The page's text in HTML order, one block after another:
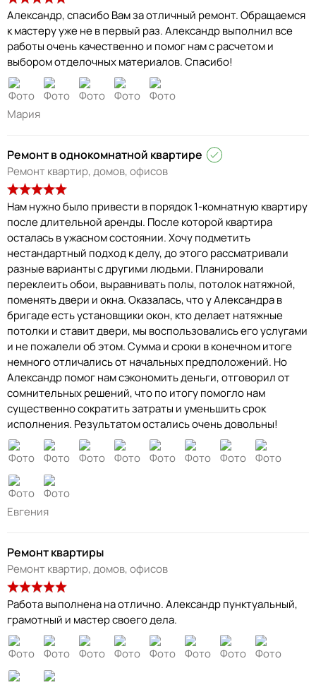
Александр, спасибо Вам за отличный ремонт. Обращаемся
к мастеру уже не в первый раз. Александр выполнил все
работы очень качественно и помог нам с расчетом и
выбором отделочных материалов. Спасибо!
Мария
Ремонт в однокомнатной квартире
Ремонт квартир, домов, офисов
Нам нужно было привести в порядок 1-комнатную квартиру
после длительной аренды. После которой квартира
осталась в ужасном состоянии. Хочу подметить
нестандартный подход к делу, до этого рассматривали
разные варианты с другими людьми. Планировали
переклеить обои, выравнивать полы, потолок натяжной,
поменять двери и окна. Оказалась, что у Александра в
бригаде есть установщики окон, кто делает натяжные
потолки и ставит двери, мы воспользовались его услугами
и не пожалели об этом. Сумма и сроки в конечном итоге
немного отличались от начальных предположений. Но
Александр помог нам сэкономить деньги, отговорил от
сомнительных решений, что по итогу помогло нам
существенно сократить затраты и уменьшить срок
исполнения. Результатом остались очень довольны!
Евгения
Ремонт квартиры
Ремонт квартир, домов, офисов
Работа выполнена на отлично. Александр пунктуальный,
грамотный и мастер своего дела.